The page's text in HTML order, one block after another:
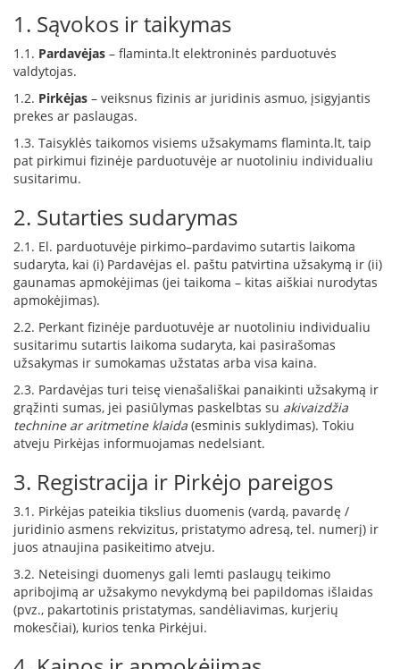
D
o
r
a
o
L
i
a
D
e
f
o
H
o
m
e
R
o
o
t
o
p
S
p
a
r
1. Sąvokos ir taikymas
1.1. Pardavėjas – flaminta.lt elektroninės parduotuvės
valdytojas.
1.2. Pirkėjas – veiksnus fizinis ar juridinis asmuo, įsigyjantis
prekes ar paslaugas.
1.3. Taisyklės taikomos visiems užsakymams flaminta.lt, taip
pat pirkimui fizinėje parduotuvėje ar nuotoliniu individualiu
susitarimu.
2. Sutarties sudarymas
2.1. El. parduotuvėje pirkimo–pardavimo sutartis laikoma
sudaryta, kai (i) Pardavėjas el. paštu patvirtina užsakymą ir (ii)
gaunamas apmokėjimas (jei taikoma – kitas aiškiai nurodytas
apmokėjimas).
2.2. Perkant fizinėje parduotuvėje ar nuotoliniu individualiu
susitarimu sutartis laikoma sudaryta, kai pasirašomas
užsakymas ir sumokamas užstatas arba visa kaina.
2.3. Pardavėjas turi teisę vienašališkai panaikinti užsakymą ir
grąžinti sumas, jei pasiūlymas paskelbtas su akivaizdžia
technine ar aritmetine klaida (esminis suklydimas). Tokiu
atveju Pirkėjas informuojamas nedelsiant.
3. Registracija ir Pirkėjo pareigos
3.1. Pirkėjas pateikia tikslius duomenis (vardą, pavardę /
juridinio asmens rekvizitus, pristatymo adresą, tel. numerį) ir
juos atnaujina pasikeitimo atveju.
3.2. Neteisingi duomenys gali lemti paslaugų teikimo
apribojimą ar užsakymo nevykdymą bei papildomas išlaidas
(pvz., pakartotinis pristatymas, sandėliavimas, kurjerių
mokesčiai), kurios tenka Pirkėjui.